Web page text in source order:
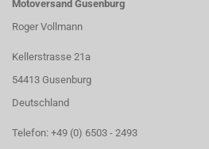
Motoversand Gusenburg
Roger Vollmann
Kellerstrasse 21a
54413 Gusenburg
Deutschland
Telefon: +49 (0) 6503 - 2493